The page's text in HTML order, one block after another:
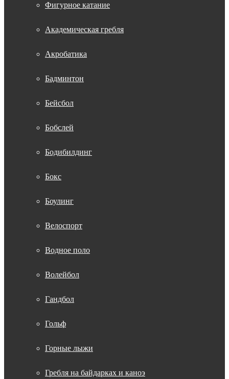
Фигурное катание
Академическая гребля
Акробатика
Бадминтон
Бейсбол
Бобслей
Бодибилдинг
Бокс
Боулинг
Велоспорт
Водное поло
Волейбол
Гандбол
Гольф
Горные лыжи
Гребля на байдарках и каноэ